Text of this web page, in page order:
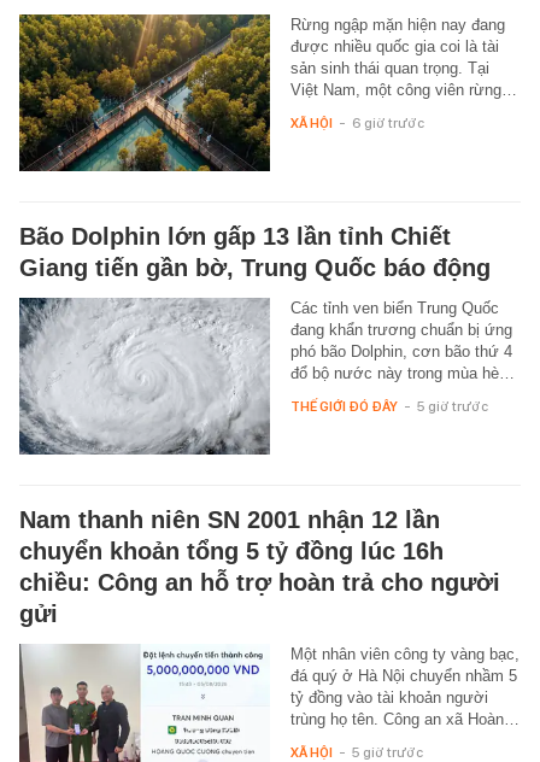
Rừng ngập mặn hiện nay đang
được nhiều quốc gia coi là tài
sản sinh thái quan trọng. Tại
Việt Nam, một công viên rừng…
XÃ HỘI - 6 giờ trước
Bão Dolphin lớn gấp 13 lần tỉnh Chiết
Giang tiến gần bờ, Trung Quốc báo động
Các tỉnh ven biển Trung Quốc
đang khẩn trương chuẩn bị ứng
phó bão Dolphin, cơn bão thứ 4
đổ bộ nước này trong mùa hè…
THẾ GIỚI ĐÓ ĐÂY - 5 giờ trước
Nam thanh niên SN 2001 nhận 12 lần
chuyển khoản tổng 5 tỷ đồng lúc 16h
chiều: Công an hỗ trợ hoàn trả cho người
gửi
Một nhân viên công ty vàng bạc,
đá quý ở Hà Nội chuyển nhầm 5
tỷ đồng vào tài khoản người
trùng họ tên. Công an xã Hoàn…
XÃ HỘI - 5 giờ trước